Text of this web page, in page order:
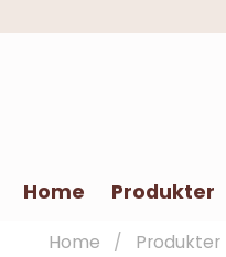
Home Produkter
Home Produkter